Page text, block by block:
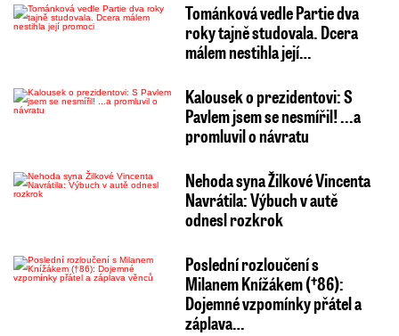
Tománková vedle Partie dva
roky tajně studovala. Dcera
málem nestihla její…
Kalousek o prezidentovi: S
Pavlem jsem se nesmířil! ...a
promluvil o návratu
Nehoda syna Žilkové Vincenta
Navrátila: Výbuch v autě
odnesl rozkrok
Poslední rozloučení s
Milanem Knížákem (†86):
Dojemné vzpomínky přátel a
záplava…